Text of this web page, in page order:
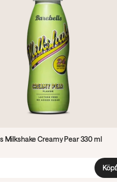
Milkshake Creamy Pear 330 ml
Köp